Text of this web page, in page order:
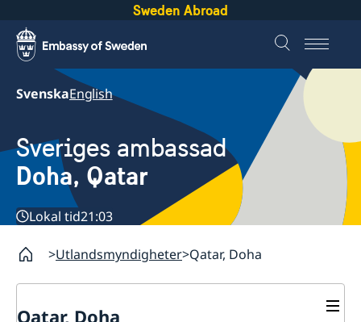
Sweden Abroad
SvenskaEnglish
Sveriges ambassad
Doha, Qatar
Lokal tid21:03
Utlandsmyndigheter Qatar, Doha
Qatar, Doha